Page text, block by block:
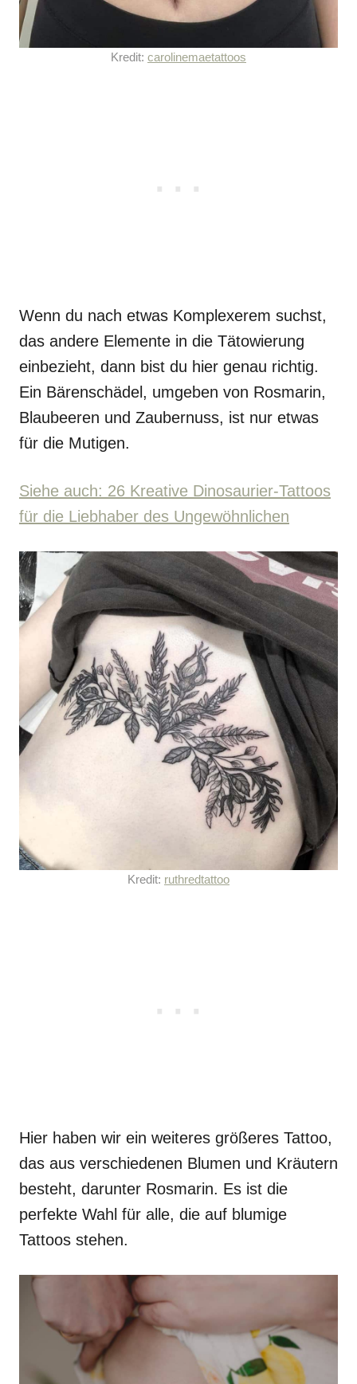
Kredit: carolinemaetattoos
Wenn du nach etwas Komplexerem suchst,
das andere Elemente in die Tätowierung
einbezieht, dann bist du hier genau richtig.
Ein Bärenschädel, umgeben von Rosmarin,
Blaubeeren und Zaubernuss, ist nur etwas
für die Mutigen.
Siehe auch: 26 Kreative Dinosaurier-Tattoos
für die Liebhaber des Ungewöhnlichen
Kredit: ruthredtattoo
Hier haben wir ein weiteres größeres Tattoo,
das aus verschiedenen Blumen und Kräutern
besteht, darunter Rosmarin. Es ist die
perfekte Wahl für alle, die auf blumige
Tattoos stehen.